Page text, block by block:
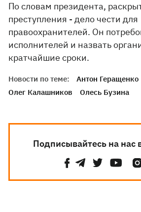
По словам президента,
преступления - дело чести для
правоохранителей. Он
исполнителей и назвать
кратчайшие сроки.
Новости по теме:
Антон Геращенко
Олег Калашников
Олесь Бузина
Подписывайтесь на нас